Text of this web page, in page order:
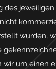
jeweiligen
wurden,
um einen